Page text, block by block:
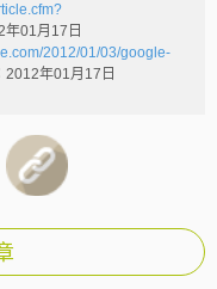
年01月17日
2012/01/03/google-
2012年01月17日